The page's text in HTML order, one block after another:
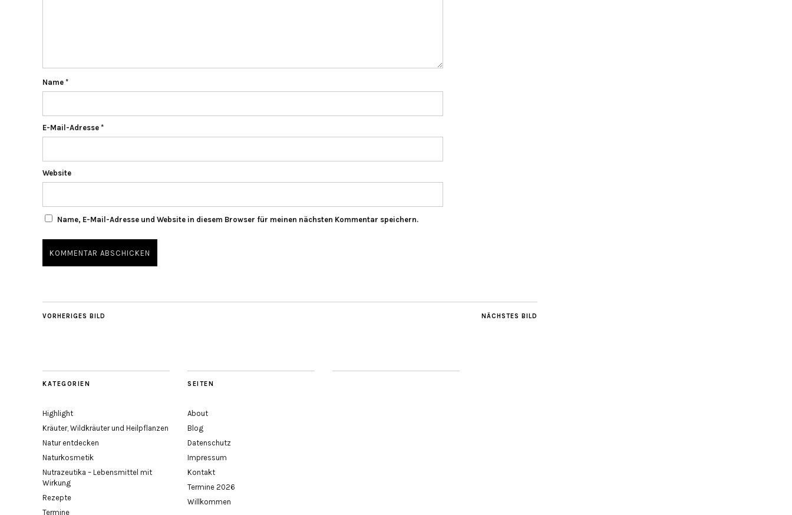
Name *
E-Mail-Adresse *
Website
Name, E-Mail-Adresse und Website in diesem Browser für meinen nächsten Kommentar speichern.
NÄCHSTES BILD
VORHERIGES BILD
KATEGORIEN
Highlight
Kräuter, Wildkräuter und Heilpflanzen
Natur entdecken
Naturkosmetik
Nutrazeutika – Lebensmittel mit
Wirkung
Rezepte
Termine
SEITEN
About
Blog
Datenschutz
Impressum
Kontakt
Termine 2026
Willkommen